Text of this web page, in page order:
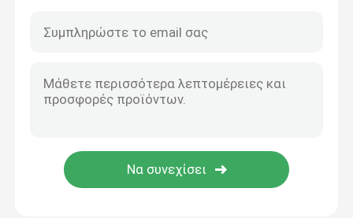
Σαφές κιβώτιο φουσκαλών
Αυτοκόλλητη αυτοκόλλητη ετικέττα